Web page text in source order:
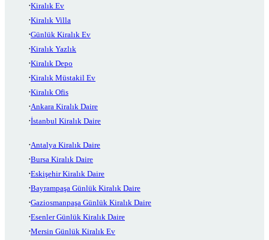
Kiralık Ev
Kiralık Villa
Günlük Kiralık Ev
Kiralık Yazlık
Kiralık Depo
Kiralık Müstakil Ev
Kiralık Ofis
Ankara Kiralık Daire
İstanbul Kiralık Daire
Antalya Kiralık Daire
Bursa Kiralık Daire
Eskişehir Kiralık Daire
Bayrampaşa Günlük Kiralık Daire
Gaziosmanpaşa Günlük Kiralık Daire
Esenler Günlük Kiralık Daire
Mersin Günlük Kiralık Ev